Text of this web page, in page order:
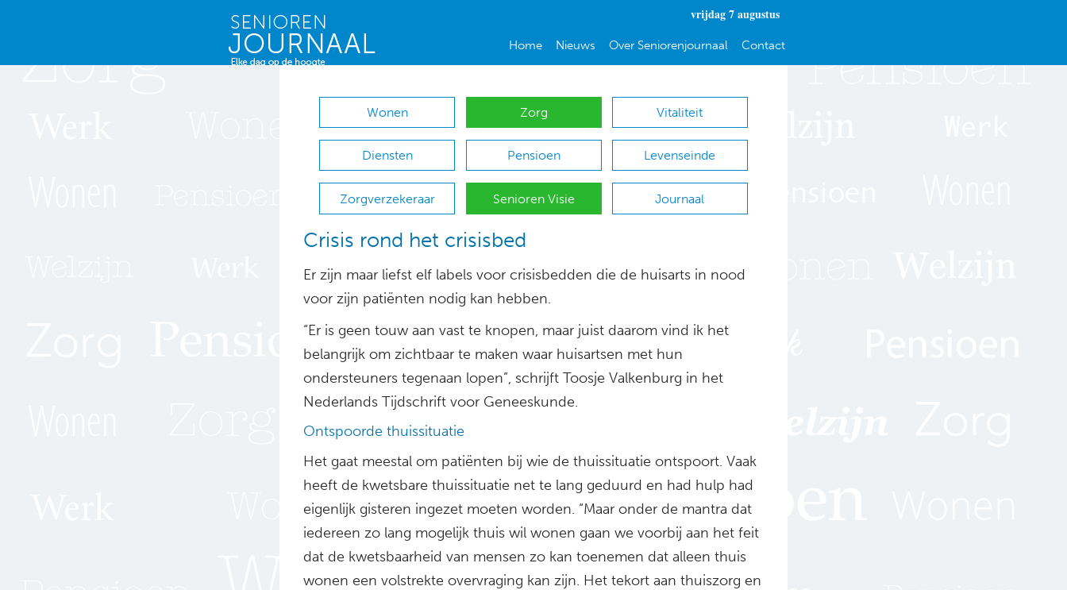
vrijdag 7 augustus
Home Nieuws Over Seniorenjournaal Contact
Wonen Zorg Vitaliteit
Diensten Pensioen Levenseinde
Zorgverzekeraar Senioren Visie Journaal
Crisis rond het crisisbed
Er zijn maar liefst elf labels voor crisisbedden die de huisarts in nood
voor zijn patiënten nodig kan hebben.
“Er is geen touw aan vast te knopen, maar juist daarom vind ik het
belangrijk om zichtbaar te maken waar huisartsen met hun
ondersteuners tegenaan lopen”, schrijft Toosje Valkenburg in het
Nederlands Tijdschrift voor Geneeskunde.
Ontspoorde thuissituatie
Het gaat meestal om patiënten bij wie de thuissituatie ontspoort. Vaak
heeft de kwetsbare thuissituatie net te lang geduurd en had hulp had
eigenlijk gisteren ingezet moeten worden. “Maar onder de mantra dat
iedereen zo lang mogelijk thuis wil wonen gaan we voorbij aan het feit
dat de kwetsbaarheid van mensen zo kan toenemen dat alleen thuis
wonen een volstrekte overvraging kan zijn. Het tekort aan thuiszorg en